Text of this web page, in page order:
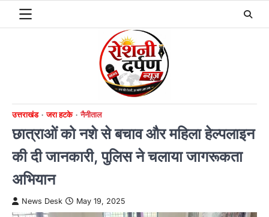
उत्तराखंड जरा हटके नैनीताल
छात्राओं को नशे से बचाव और महिला हेल्पलाइन
की दी जानकारी, पुलिस ने चलाया जागरूकता
अभियान
News Desk May 19, 2025